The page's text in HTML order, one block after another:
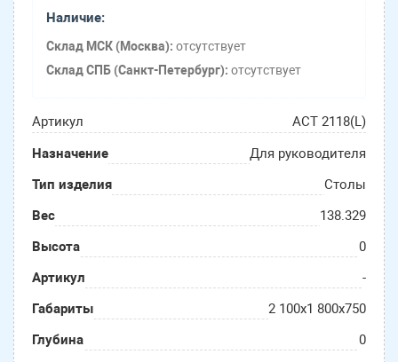
Наличие:
Склад МСК (Москва): отсутствует
Склад СПБ (Санкт-Петербург): отсутствует
Артикул
ACT 2118(L)
Назначение
Для руководителя
Тип изделия
Столы
Вес
138.329
Высота
0
Артикул
-
Габариты
2 100х1 800х750
Глубина
0